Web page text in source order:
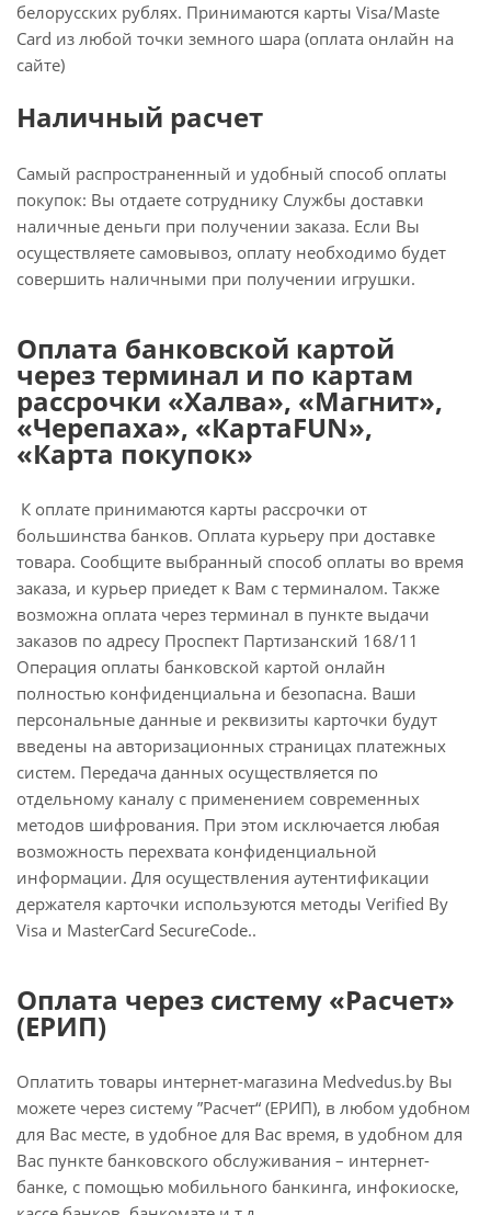
белорусских рублях. Принимаются карты Visa/Maste
Card из любой точки земного шара (оплата онлайн на
сайте)
Наличный расчет
Самый распространенный и удобный способ оплаты
покупок: Вы отдаете сотруднику Службы доставки
наличные деньги при получении заказа. Если Вы
осуществляете самовывоз, оплату необходимо будет
совершить наличными при получении игрушки.
Оплата банковской картой
через терминал и по картам
рассрочки «Халва», «Магнит»,
«Черепаха», «КартаFUN»,
«Карта покупок»
К оплате принимаются карты рассрочки от
большинства банков. Оплата курьеру при доставке
товара. Сообщите выбранный способ оплаты во время
заказа, и курьер приедет к Вам с терминалом. Также
возможна оплата через терминал в пункте выдачи
заказов по адресу Проспект Партизанский 168/11
Операция оплаты банковской картой онлайн
полностью конфиденциальна и безопасна. Ваши
персональные данные и реквизиты карточки будут
введены на авторизационных страницах платежных
систем. Передача данных осуществляется по
отдельному каналу с применением современных
методов шифрования. При этом исключается любая
возможность перехвата конфиденциальной
информации. Для осуществления аутентификации
держателя карточки используются методы Verified By
Visa и MasterCard SecureCode..
Оплата через систему «Расчет»
(ЕРИП)
Оплатить товары интернет-магазина Medvedus.by Вы
можете через систему ”Расчет“ (ЕРИП), в любом удобном
для Вас месте, в удобное для Вас время, в удобном для
Вас пункте банковского обслуживания – интернет-
банке, с помощью мобильного банкинга, инфокиоске,